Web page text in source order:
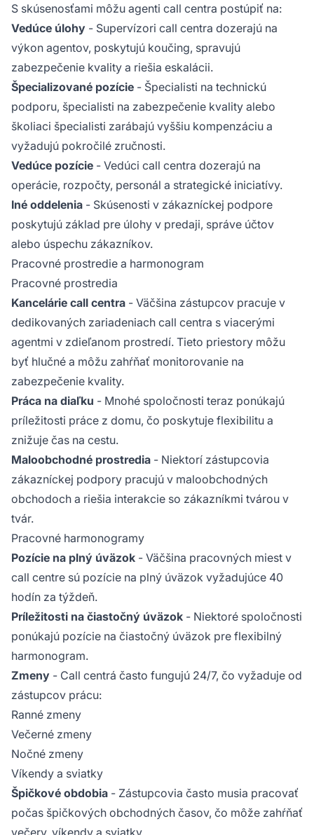
S skúsenosťami môžu agenti call centra postúpiť na:
Vedúce úlohy - Supervízori call centra dozerajú na
výkon agentov, poskytujú koučing, spravujú
zabezpečenie kvality a riešia eskalácii.
Špecializované pozície - Špecialisti na technickú
podporu, špecialisti na zabezpečenie kvality alebo
školiaci špecialisti zarábajú vyššiu kompenzáciu a
vyžadujú pokročilé zručnosti.
Vedúce pozície - Vedúci call centra dozerajú na
operácie, rozpočty, personál a strategické iniciatívy.
Iné oddelenia - Skúsenosti v zákazníckej podpore
poskytujú základ pre úlohy v predaji, správe účtov
alebo úspechu zákazníkov.
Pracovné prostredie a harmonogram
Pracovné prostredia
Kancelárie call centra - Väčšina zástupcov pracuje v
dedikovaných zariadeniach call centra s viacerými
agentmi v zdieľanom prostredí. Tieto priestory môžu
byť hlučné a môžu zahŕňať monitorovanie na
zabezpečenie kvality.
Práca na diaľku - Mnohé spoločnosti teraz ponúkajú
príležitosti práce z domu, čo poskytuje flexibilitu a
znižuje čas na cestu.
Maloobchodné prostredia - Niektorí zástupcovia
zákazníckej podpory pracujú v maloobchodných
obchodoch a riešia interakcie so zákazníkmi tvárou v
tvár.
Pracovné harmonogramy
Pozície na plný úväzok - Väčšina pracovných miest v
call centre sú pozície na plný úväzok vyžadujúce 40
hodín za týždeň.
Príležitosti na čiastočný úväzok - Niektoré spoločnosti
ponúkajú pozície na čiastočný úväzok pre flexibilný
harmonogram.
Zmeny - Call centrá často fungujú 24/7, čo vyžaduje od
zástupcov prácu:
Ranné zmeny
Večerné zmeny
Nočné zmeny
Víkendy a sviatky
Špičkové obdobia - Zástupcovia často musia pracovať
počas špičkových obchodných časov, čo môže zahŕňať
večery, víkendy a sviatky.